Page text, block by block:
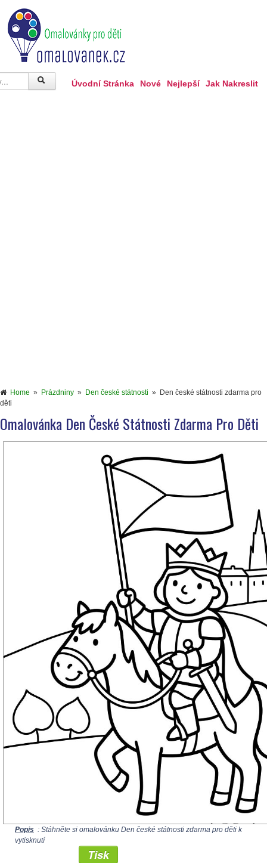
Úvodní Stránka Nové Nejlepší Jak Nakreslit
Home » Prázdniny » Den české státnosti » Den české státnosti zdarma pro
děti
Omalovánka Den České Státnosti Zdarma Pro Děti
Popis : Stáhněte si omalovánku Den české státnosti zdarma pro děti k
vytisknutí
Tisk